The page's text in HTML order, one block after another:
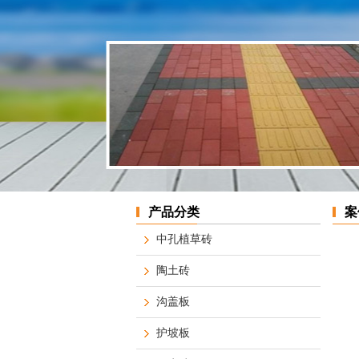
产品分类
中孔植草砖
陶土砖
沟盖板
护坡板